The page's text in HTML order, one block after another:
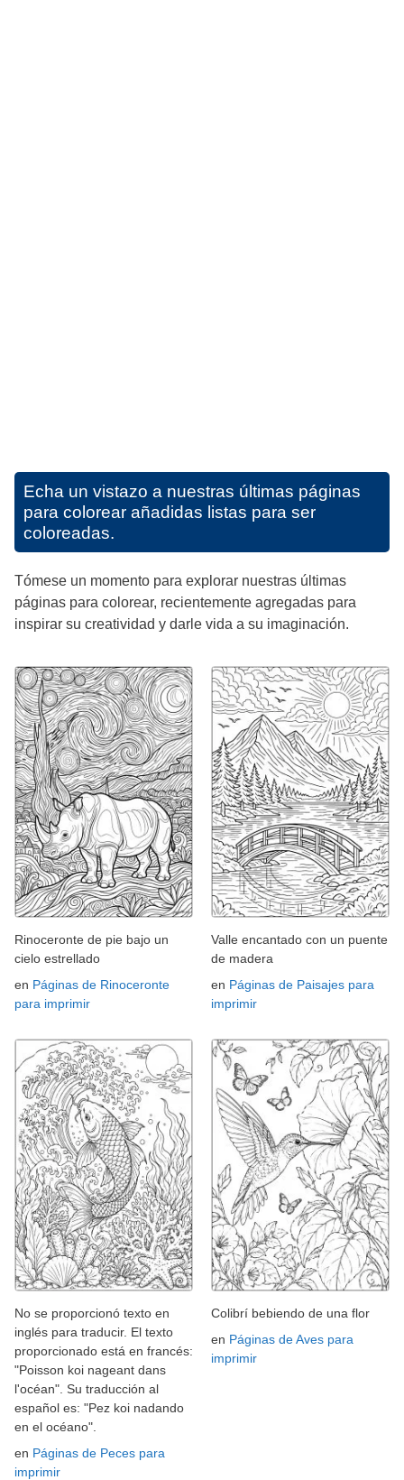
Echa un vistazo a nuestras últimas páginas
para colorear añadidas listas para ser
coloreadas.
Tómese un momento para explorar nuestras últimas
páginas para colorear, recientemente agregadas para
inspirar su creatividad y darle vida a su imaginación.
Rinoceronte de pie bajo un
cielo estrellado
en Páginas de Rinoceronte
para imprimir
Valle encantado con un puente
de madera
en Páginas de Paisajes para
imprimir
No se proporcionó texto en
inglés para traducir. El texto
proporcionado está en francés:
"Poisson koi nageant dans
l'océan". Su traducción al
español es: "Pez koi nadando
en el océano".
en Páginas de Peces para
imprimir
Colibrí bebiendo de una flor
en Páginas de Aves para
imprimir